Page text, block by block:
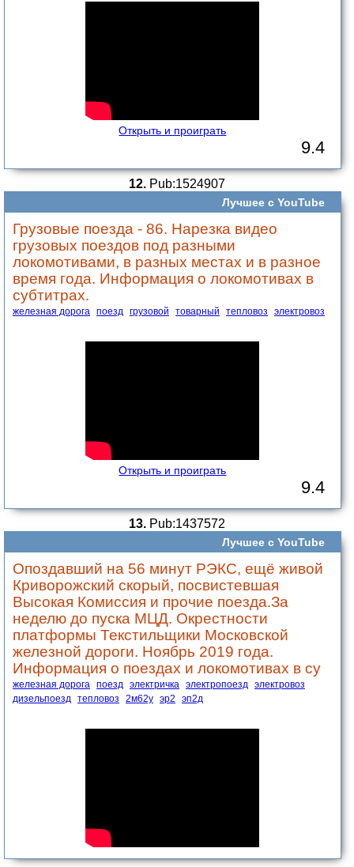
Открыть и проиграть
9.4
12. Pub:1524907
Лучшее с YouTube
Грузовые поезда - 86. Нарезка видео
грузовых поездов под разными
локомотивами, в разных местах и в разное
время года. Информация о локомотивах в
субтитрах.
железная дорога поезд грузовой товарный тепловоз электровоз
Открыть и проиграть
9.4
13. Pub:1437572
Лучшее с YouTube
Опоздавший на 56 минут РЭКС, ещё живой
Криворожский скорый, посвистевшая
Высокая Комиссия и прочие поезда.За
неделю до пуска МЦД. Окрестности
платформы Текстильщики Московской
железной дороги. Ноябрь 2019 года.
Информация о поездах и локомотивах в су
железная дорога поезд электричка электропоезд
электровоз
дизельпоезд
тепловоз 2м62у эр2 эп2д